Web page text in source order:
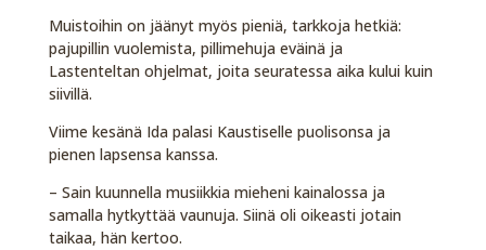
Muistoihin on jäänyt myös pieniä, tarkkoja hetkiä:
pajupillin vuolemista, pillimehuja eväinä ja
Lastenteltan ohjelmat, joita seuratessa aika kului kuin
siivillä.
Viime kesänä Ida palasi Kaustiselle puolisonsa ja
pienen lapsensa kanssa.
– Sain kuunnella musiikkia mieheni kainalossa ja
samalla hytkyttää vaunuja. Siinä oli oikeasti jotain
taikaa, hän kertoo.